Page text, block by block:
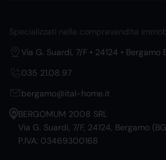
Specializzati nella compravendita
Via G. Suardi, 7/F • 24124 • Bergamo
035 21.08.97
bergamo@ital-home.it
BERGOMUM 2008 SRL
Via G. Suardi, 7/F, 24124, Bergamo
P.IVA: 03469300168